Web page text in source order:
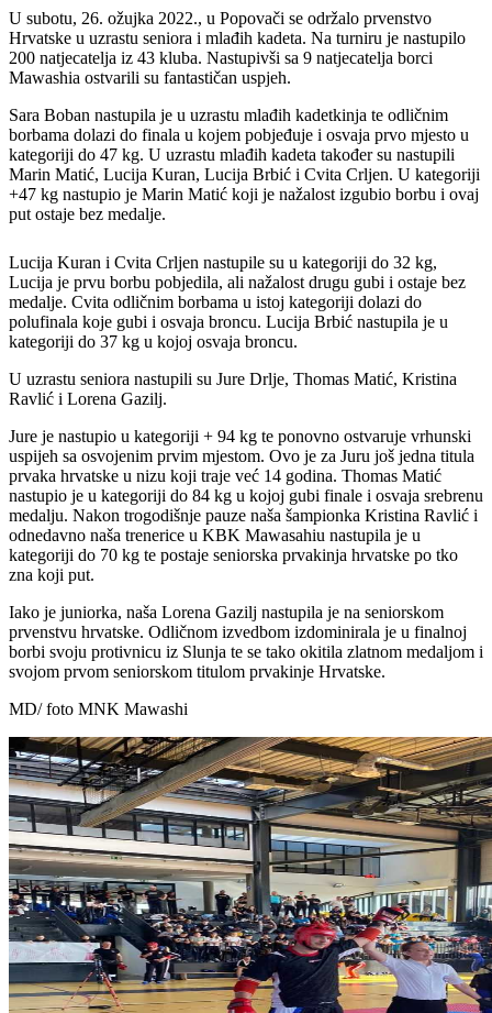
U subotu, 26. ožujka 2022., u Popovači se održalo prvenstvo
Hrvatske u uzrastu seniora i mlađih kadeta. Na turniru je nastupilo
200 natjecatelja iz 43 kluba. Nastupivši sa 9 natjecatelja borci
Mawashia ostvarili su fantastičan uspjeh.
Sara Boban nastupila je u uzrastu mlađih kadetkinja te odličnim
borbama dolazi do finala u kojem pobjeđuje i osvaja prvo mjesto u
kategoriji do 47 kg. U uzrastu mlađih kadeta također su nastupili
Marin Matić, Lucija Kuran, Lucija Brbić i Cvita Crljen. U kategoriji
+47 kg nastupio je Marin Matić koji je nažalost izgubio borbu i ovaj
put ostaje bez medalje.
Lucija Kuran i Cvita Crljen nastupile su u kategoriji do 32 kg,
Lucija je prvu borbu pobjedila, ali nažalost drugu gubi i ostaje bez
medalje. Cvita odličnim borbama u istoj kategoriji dolazi do
polufinala koje gubi i osvaja broncu. Lucija Brbić nastupila je u
kategoriji do 37 kg u kojoj osvaja broncu.
U uzrastu seniora nastupili su Jure Drlje, Thomas Matić, Kristina
Ravlić i Lorena Gazilj.
Jure je nastupio u kategoriji + 94 kg te ponovno ostvaruje vrhunski
uspijeh sa osvojenim prvim mjestom. Ovo je za Juru još jedna titula
prvaka hrvatske u nizu koji traje već 14 godina. Thomas Matić
nastupio je u kategoriji do 84 kg u kojoj gubi finale i osvaja srebrenu
medalju. Nakon trogodišnje pauze naša šampionka Kristina Ravlić i
odnedavno naša trenerice u KBK Mawasahiu nastupila je u
kategoriji do 70 kg te postaje seniorska prvakinja hrvatske po tko
zna koji put.
Iako je juniorka, naša Lorena Gazilj nastupila je na seniorskom
prvenstvu hrvatske. Odličnom izvedbom izdominirala je u finalnoj
borbi svoju protivnicu iz Slunja te se tako okitila zlatnom medaljom i
svojom prvom seniorskom titulom prvakinje Hrvatske.
MD/ foto MNK Mawashi